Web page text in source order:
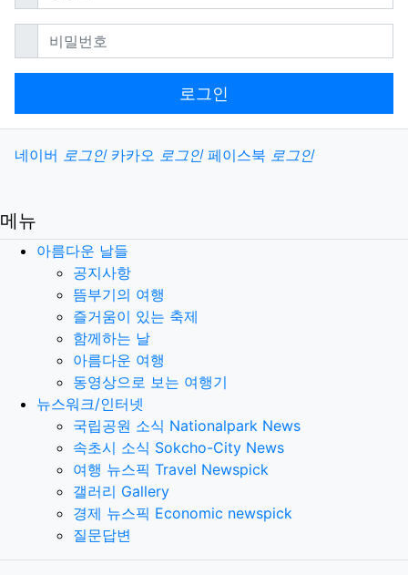
비밀번호필수
로그인
소셜계정으로 로그인
네이버 로그인 카카오 로그인 페이스북 로그인
메뉴
아름다운 날들
공지사항
뜸부기의 여행
즐거움이 있는 축제
함께하는 날
아름다운 여행
동영상으로 보는 여행기
뉴스워크/인터넷
국립공원 소식 Nationalpark News
속초시 소식 Sokcho-City News
여행 뉴스픽 Travel Newspick
갤러리 Gallery
경제 뉴스픽 Economic newspick
질문답변